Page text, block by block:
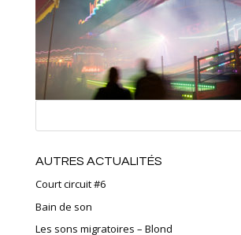
AUTRES ACTUALITÉS
Court circuit #6
Bain de son
Les sons migratoires – Blond